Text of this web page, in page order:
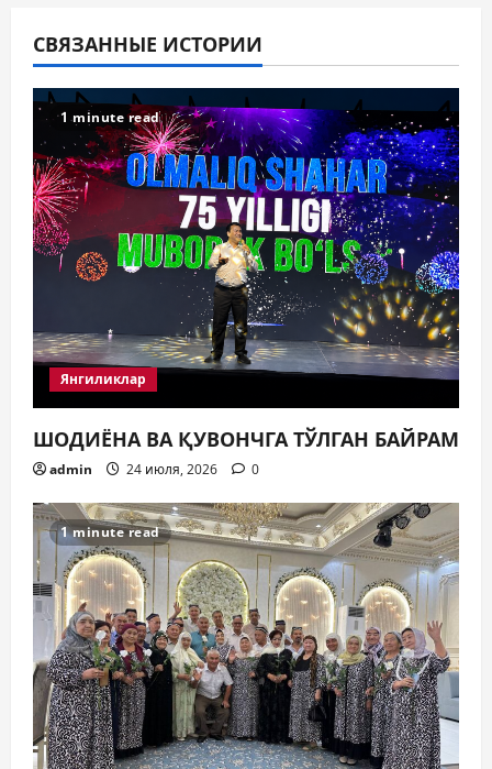
ц
и
я
п
о
а
п
и
с
я
м
СВЯЗАННЫЕ ИСТОРИИ
1 minute read
Янгиликлар
ШОДИЁНА ВА ҚУВОНЧГА ТЎЛГАН БАЙРАМ
admin 24 июля, 2026 0
1 minute read